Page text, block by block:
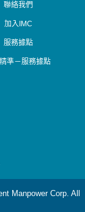
聯絡我們
加入IMC
服務據點
精準－服務據點
Manpower Corp. All